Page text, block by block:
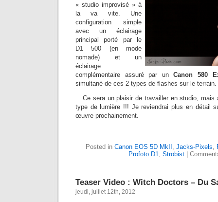
« studio improvisé » à
la va vite. Une
configuration simple
avec un éclairage
principal porté par le
D1 500 (en mode
nomade) et un
éclairage
complémentaire assuré par unCanon 580
simultané de ces 2 types de flashes sur le terrain.
Ce sera un plaisir de travailler en studio, mais
type de lumière !!! Je reviendrai plus en détail
œuvre prochainement.
Posted in Canon EOS 5D MkII , Jacks-Pixels,
Profoto D1, Strobist|
Teaser Video : Witch Doctors – Du
jeudi, juillet 12th, 2012